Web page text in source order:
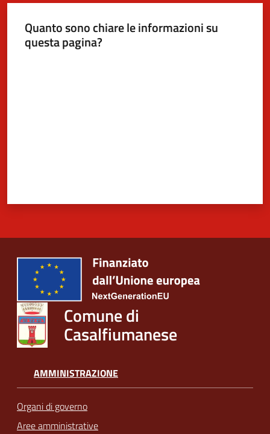
Quanto sono chiare le informazioni su
questa pagina?
Comune di
Casalfiumanese
AMMINISTRAZIONE
Organi di governo
Aree amministrative